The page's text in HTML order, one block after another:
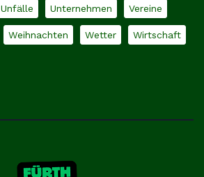
Unfälle Unternehmen Vereine
Weihnachten Wetter Wirtschaft